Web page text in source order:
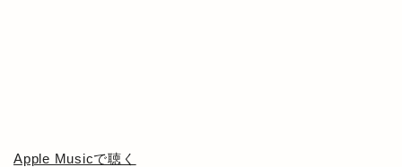
Apple Musicで聴く